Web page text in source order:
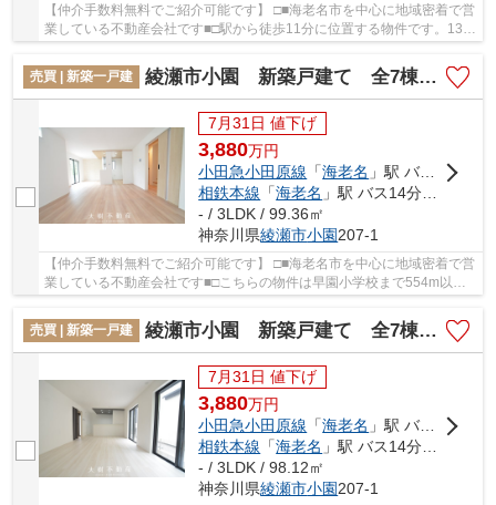
【仲介手数料無料でご紹介可能です】 □■海老名市を中心に地域密着で営
業している不動産会社です■□駅から徒歩11分に位置する物件です。13階
売買 | 新築一戸建
綾瀬市小園 新築戸建て 全7棟【仲介手数料無料】
7月31日 値下げ
3,880万円
小田急小田原線 「海老名 」駅 バス14分 「小園バザール前」 停歩2分
相鉄本線 「海老名 」駅 バス14分 「小園バザール前」 停歩2分
- / 3LDK / 99.36㎡
神奈川県綾瀬市小園207-1
【仲介手数料無料でご紹介可能です】 □■海老名市を中心に地域密着で営
業している不動産会社です■□こちらの物件は早園小学校まで554m以内
にあるのがポイントです。地盤が弱いと大惨事に...
売買 | 新築一戸建
綾瀬市小園 新築戸建て 全7棟【仲介手数料無料】
7月31日 値下げ
3,880万円
小田急小田原線 「海老名 」駅 バス14分 「小園バザール前」 停歩2分
相鉄本線 「海老名 」駅 バス14分 「小園バザール前」 停歩2分
- / 3LDK / 98.12㎡
神奈川県綾瀬市小園207-1